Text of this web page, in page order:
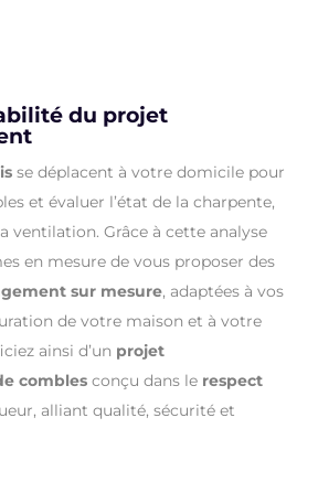
du projet
se déplacent à votre domicile pour
et évaluer l’état de la charpente,
ventilation. Grâce à cette analyse
en mesure de vous proposer des
sur mesure, adaptées à vos
de votre maison et à votre
ainsi d’un projet
combles conçu dans le respect
alliant qualité, sécurité et